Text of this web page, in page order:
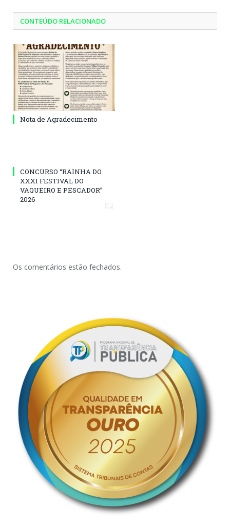
CONTEÚDO RELACIONADO
Nota de Agradecimento
CONCURSO “RAINHA DO
XXXI FESTIVAL DO
VAQUEIRO E PESCADOR”
2026
Os comentários estão fechados.